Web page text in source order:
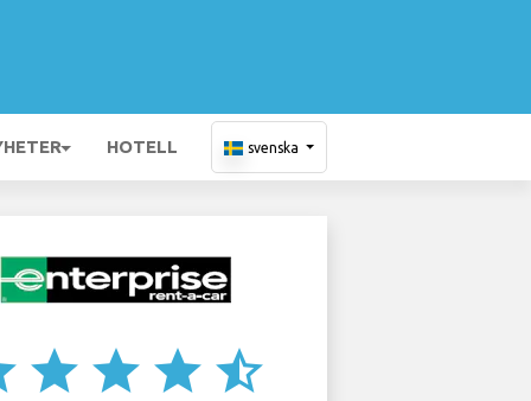
HOTELL svenska
star star star star_half